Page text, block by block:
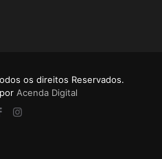
os direitos Reservados.
Acenda Digital